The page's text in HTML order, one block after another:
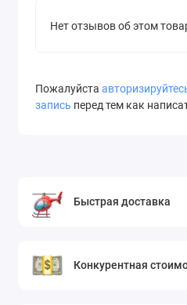
Нет отзывов об этом
Пожалуйста
запись перед тем как
Быстрая доставка
Конкурентная